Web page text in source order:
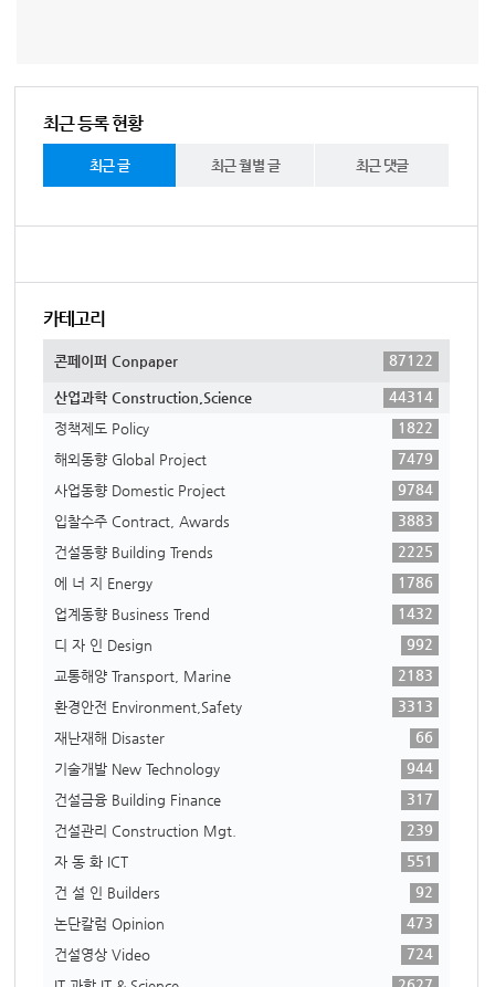
최근 등록 현황
최근 글 최근 월별 글 최근 댓글
카테고리
콘페이퍼 Conpaper 87122
산업과학 Construction,Science
44314
정책제도 Policy
1822
해외동향 Global Project
7479
사업동향 Domestic Project
9784
입찰수주 Contract, Awards
3883
건설동향 Building Trends
2225
에 너 지 Energy
1786
업계동향 Business Trend
1432
디 자 인 Design
992
교통해양 Transport, Marine
2183
환경안전 Environment,Safety
3313
재난재해 Disaster
66
기술개발 New Technology
944
건설금융 Building Finance
317
건설관리 Construction Mgt.
239
자 동 화 ICT
551
건 설 인 Builders
92
논단칼럼 Opinion
473
건설영상 Video
724